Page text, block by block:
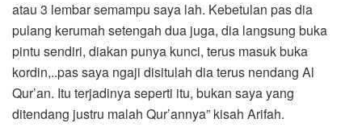
atau 3 lembar semampu saya lah. Kebetulan pas dia
pulang kerumah setengah dua juga, dia langsung buka
pintu sendiri, diakan punya kunci, terus masuk buka
kordin,..pas saya ngaji disitulah dia terus nendang Al
Qur’an. Itu terjadinya seperti itu, bukan saya yang
ditendang justru malah Qur’annya” kisah Arifah.